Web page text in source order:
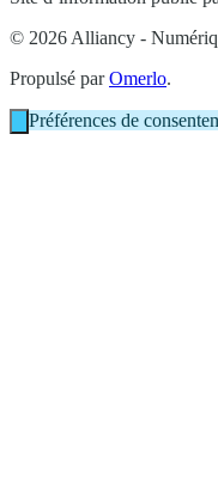
© 2026 Alliancy -
Propulsé parOmerlo.
Préférences de